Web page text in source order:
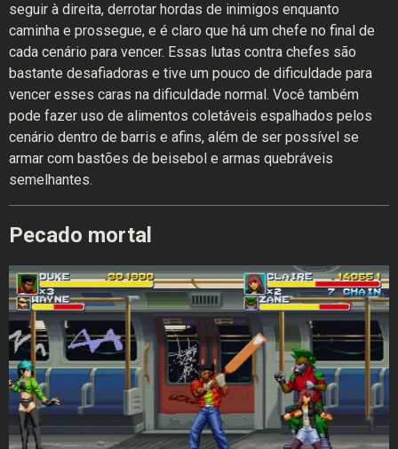
seguir à direita, derrotar hordas de inimigos enquanto
caminha e prossegue, e é claro que há um chefe no final de
cada cenário para vencer. Essas lutas contra chefes são
bastante desafiadoras e tive um pouco de dificuldade para
vencer esses caras na dificuldade normal. Você também
pode fazer uso de alimentos coletáveis ​​espalhados pelos
cenário dentro de barris e afins, além de ser possível se
armar com bastões de beisebol e armas quebráveis ​​
semelhantes.
Pecado mortal